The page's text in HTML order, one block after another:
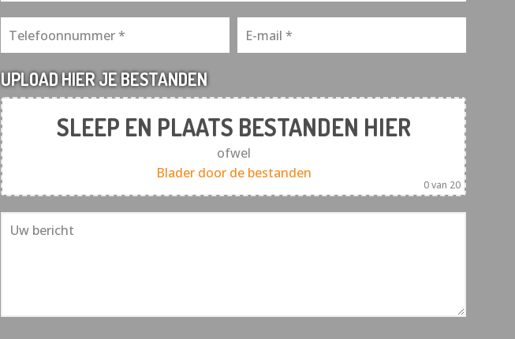
UPLOAD HIER JE BESTANDEN
SLEEP EN PLAATS BESTANDEN HIER
ofwel
Blader door de bestanden
0van 20